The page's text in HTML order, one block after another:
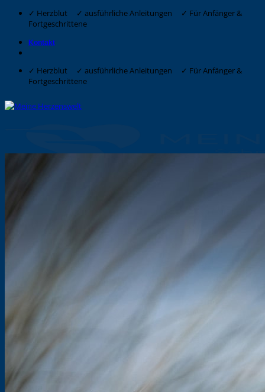
Zum
✓ Herzblut ✓ ausführliche Anleitungen ✓ Für Anfänger &
Fortgeschrittene
Kontakt
✓ Herzblut ✓ ausführliche Anleitungen ✓ Für Anfänger &
Fortgeschrittene
SewAlong
Blog